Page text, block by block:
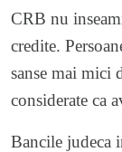
CRB nu
credite.
sanse mai mici
considerate ca
Bancile judeca